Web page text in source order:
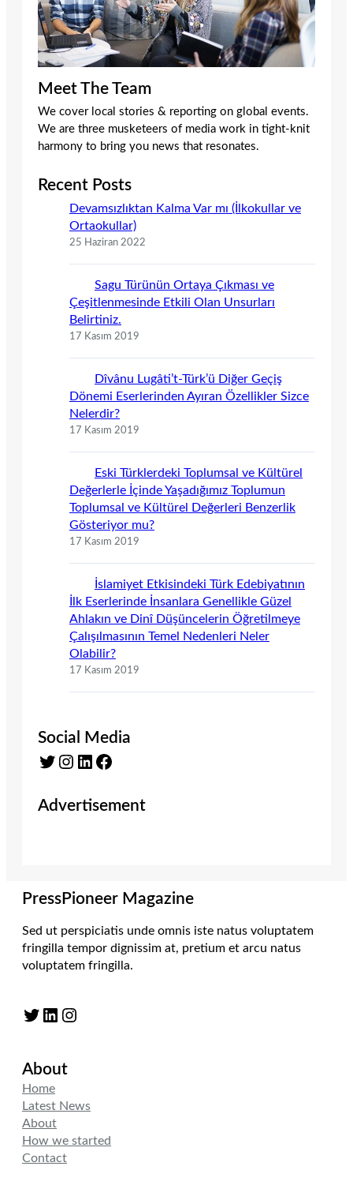
Meet The Team
We cover local stories & reporting on global events.
We are three musketeers of media work in tight-knit
harmony to bring you news that resonates.
Recent Posts
Devamsızlıktan Kalma Var mı (İlkokullar ve
Ortaokullar)
25 Haziran 2022
Sagu Türünün Ortaya Çıkması ve
Çeşitlenmesinde Etkili Olan Unsurları
Belirtiniz.
17 Kasım 2019
Dîvânu Lugâti’t-Türk’ü Diğer Geçiş
Dönemi Eserlerinden Ayıran Özellikler Sizce
Nelerdir?
17 Kasım 2019
Eski Türklerdeki Toplumsal ve Kültürel
Değerlerle İçinde Yaşadığımız Toplumun
Toplumsal ve Kültürel Değerleri Benzerlik
Gösteriyor mu?
17 Kasım 2019
İslamiyet Etkisindeki Türk Edebiyatının
İlk Eserlerinde İnsanlara Genellikle Güzel
Ahlakın ve Dinî Düşüncelerin Öğretilmeye
Çalışılmasının Temel Nedenleri Neler
Olabilir?
17 Kasım 2019
Social Media
Twitter Instagram LinkedIn Facebook
Advertisement
PressPioneer Magazine
Sed ut perspiciatis unde omnis iste natus voluptatem
fringilla tempor dignissim at, pretium et arcu natus
voluptatem fringilla.
Twitter LinkedIn Instagram
About
Home
Latest News
About
How we started
Contact